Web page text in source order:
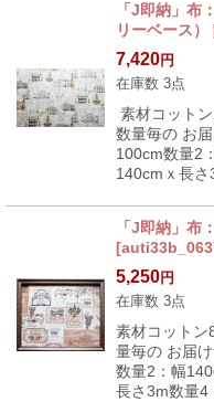
「J即納」布
リーベース）
7,420円
在庫数 3点
素材コット
数量毎の お
100cm数量2
140cmｘ長さ
「J即納」布
[
5,250円
在庫数 3点
素材コットン
量毎の お届
数量2：幅
長さ3m数量4